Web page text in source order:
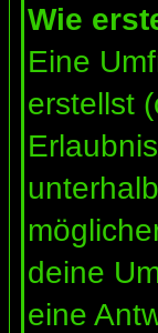
Wie
Eine
erstellst
deine
eine